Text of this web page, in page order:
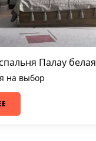
Палау белая
на выбор